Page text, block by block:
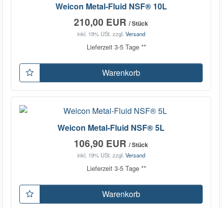
Weicon Metal-Fluid NSF® 10L
210,00 EUR / Stück
inkl. 19% USt. zzgl. Versand
Lieferzeit 3-5 Tage **
Warenkorb
Weicon Metal-Fluid NSF® 5L
106,90 EUR / Stück
inkl. 19% USt. zzgl. Versand
Lieferzeit 3-5 Tage **
Warenkorb